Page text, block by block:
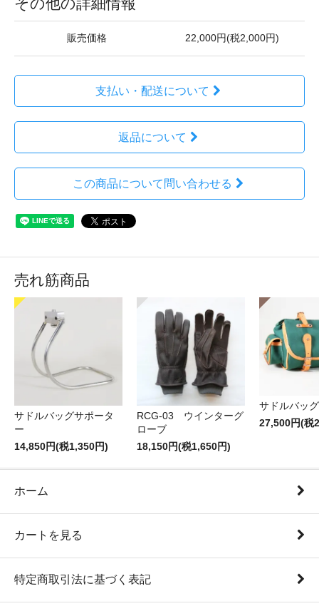
販売価格 22,000円(税2,000円)
支払い・配送について
返品について
この商品について問い合わせる
売れ筋商品
サドルバッグサポータ
ー
14,850円(税1,350円)
RCG-03 ウインターグ
ローブ
18,150円(税1,650円)
サドルバッ
27,500円(税
ホーム
カートを見る
特定商取引法に基づく表記